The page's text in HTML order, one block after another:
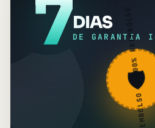
7DIAS
DE GARANTIA
100% 🛡️